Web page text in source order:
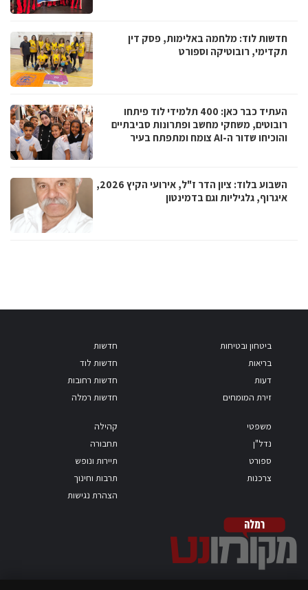
חדשות לוד: מלחמה באלימות, פסק דין
תקדימי, רובוטיקה וספורט
העתיד כבר כאן: 400 תלמידי לוד פיתחו
רובוטים, משחקי מחשב ופתרונות סביבתיים
והוכיחו שדור ה-AI צומח ומתפתח בעיר
השבוע בלוד: ציון הדר ז"ל, אירועי הקיץ 2026,
איגרוף, גלגיליות וגם בדמינטון
ביטחון ובטיחות
בריאות
דעות
זירת המומחים
חדשות
חדשות לוד
חדשות רחובות
חדשות רמלה
משפטי
נדל"ן
ספורט
צרכנות
קהילה
תחבורה
תיירות ונופש
תרבות וחינוך
הצהרת נגישות